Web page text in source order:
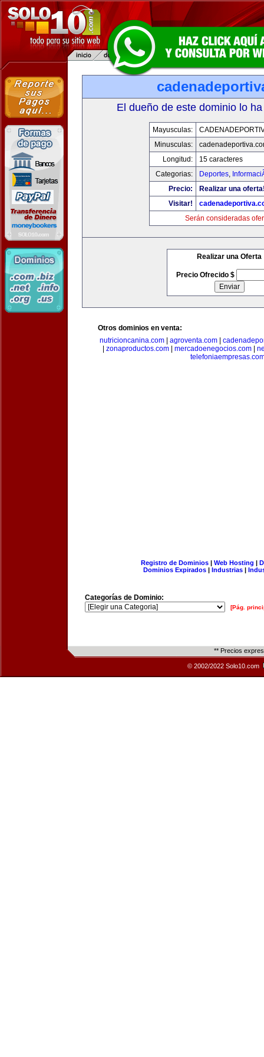
El dueño de este dominio lo
Mayusculas:
Minusculas:
Longitud:
15 caracteres
Categorias:
Deportes,
Precio:
Realizar una
Visitar!
Serán consideradas
Realizar una Oferta
Precio Ofrecido $
Otros dominios en venta:
nutricioncanina.com| agroventa.com|
zonaproductos.com mercadoenegocios.com
Registro de Dominios| Web Hosting |
Dominios Expirados | Industrias |
Categorías de Dominio:
[Pág.
** Precios
© 2002/2022 Solo10.com